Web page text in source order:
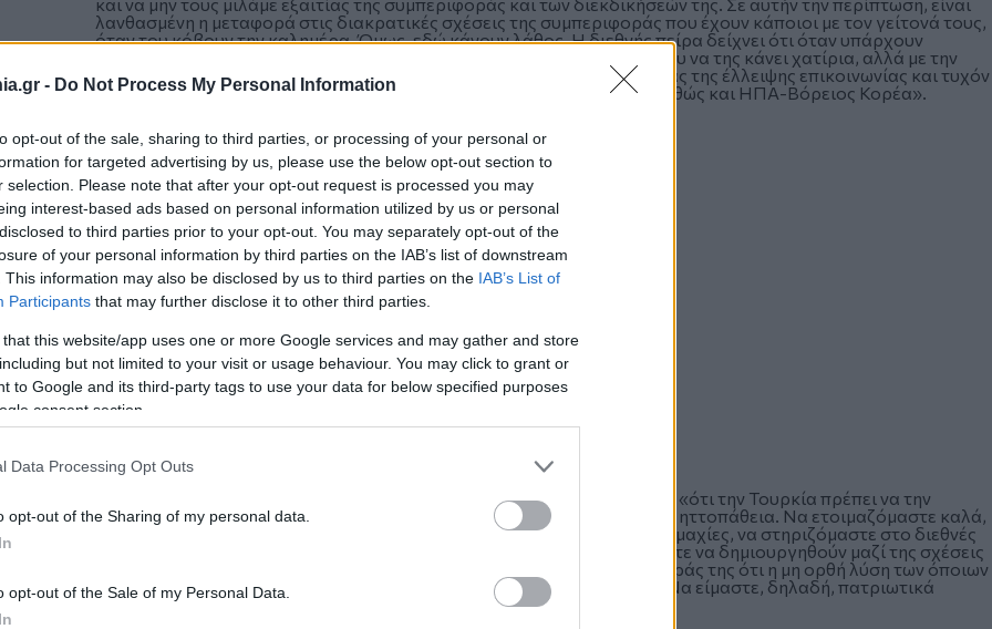
- Do Not Process My Personal Information
opt-out of the sale, sharing to third parties, or processing of your personal or
for targeted advertising by us, please use the below opt-out section to
selection. Please note that after your opt-out request is processed you may
interest-based ads based on personal information utilized by us or personal
to third parties prior to your opt-out. You may separately opt-out of the
of your personal information by third parties on the IAB’s list of downstream
This information may also be disclosed by us to third parties on the IAB’s List of
Participants that may further disclose it to other third parties.
that this website/app uses one or more Google services and may gather and store
but not limited to your visit or usage behaviour. You may click to grant or
to Google and its third-party tags to use your data for below specified purposes
consent section.
Data Processing Opt Outs
opt-out of the Sharing of my personal data.
opt-out of the Sale of my Personal Data.
λανθασμένη η μεταφορά στις διακρατικές σχέσεις της συμπεριφοράς που έχουν κάποιοι με τον γείτονά τους,
όταν του κόβουν την καλημέρα. Όμως, εδώ κάνουν λάθος. Η διεθνής πείρα δείχνει ότι όταν υπάρχουν
προβλήματα πρέπει κανείς να μιλά με την άλλη πλευρά, όχι προκειμένου να της κάνει χατίρια, αλλά με την
επιδίωξη της αποτροπής συσσώρευσης επιπλέον προβλημάτων εξαιτίας της έλλειψης επικοινωνίας και τυχόν
παρανοήσεων. Αυτό εξάλλου δείχνουν τα παραδείγματα ΕΕ-Ρωσία, καθώς και ΗΠΑ-Βόρειος Κορέα».
Συμπερασματικώς, «είναι στέρεα η γνώμη μου», αναφέρει ο Ν. Κοτζιάς, «ότι την Τουρκία πρέπει να την
αντιμετωπίζουμε με γνώση, συνέπεια, σταθερότητα και όχι φοβικά ή με ηττοπάθεια. Να ετοιμαζόμαστε καλά,
να έχουμε φροντίσει πολύπλευρα την ισχύ μας και τις απαραίτητες συμμαχίες, να στηριζόμαστε στο διεθνές
δίκαιο αλλά και στην αποτρεπτική ικανότητά μας. Να εργαζόμαστε ώστε να δημιουργηθούν μαζί της σχέσεις
εμπιστοσύνης, διασφαλίζοντας, ταυτόχρονα, την κατανόηση από πλευράς της ότι η μη ορθή λύση των όποιων
προβλημάτων θα έχει για εκείνη μεγαλύτερο κόστος από ό,τι κέρδος. Να είμαστε, δηλαδή, πατριωτικά
ορθολογιστές και ορθολογικά πατριώτες».